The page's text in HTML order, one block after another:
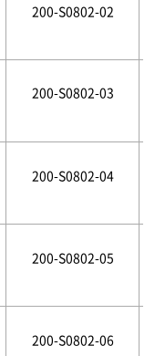
200-S0802-02
200-S0802-03
200-S0802-04
200-S0802-05
200-S0802-06